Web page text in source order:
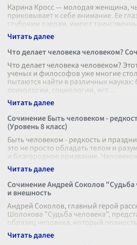
Карина Кросс — молодая женщина,
приковывает к себе внимание. Ее
глубоким озерам, имеют
голубого, способный погрузить в
Что делает человека человеком?
Что делает человека человеком?
ученых и философов уже многие
пытаются найти в различных
психологии, социологии, ист
Сочинение Быть человеком -
(Уровень 8 класс)
Быть человеком - редкость и
это не просто обладать телом и
и благородное призвание.
кто ежедневно
Сочинение Андрей Соколов "Судьба
и внешность
Андрей Соколов, главный герой
Шолохова "Судьба человека",
образец человека, который
собой силу духа, стойкость и одноврем